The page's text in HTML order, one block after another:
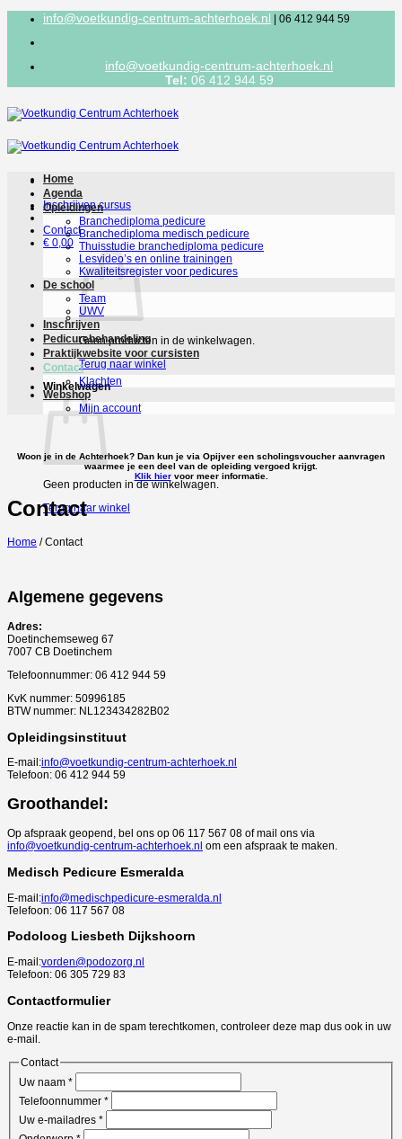
inhoud
info@voetkundig-centrum-achterhoek.nl | 06 412 944 59
info@voetkundig-centrum-achterhoek.nl
Tel: 06 412 944 59
Inschrijven cursus
Contact
€ 0,00
Geen producten in de winkelwagen.
Terug naar winkel
Winkelwagen
Geen producten in de winkelwagen.
Terug naar winkel
Home
Agenda
Opleidingen
Branchediploma pedicure
Branchediploma medisch pedicure
Thuisstudie branchediploma pedicure
Lesvideo’s en online trainingen
Kwaliteitsregister voor pedicures
De school
Team
UWV
Inschrijven
Pedicurebehandeling
Praktijkwebsite voor cursisten
Contact
Klachten
Webshop
Mijn account
Woon je in de Achterhoek? Dan kun je via Opijver een scholingsvoucher aanvragen
waarmee je een deel van de opleiding vergoed krijgt.
Klik hiervoor meer informatie.
Contact
Home /Contact
Algemene gegevens
Adres:
Doetinchemseweg 67
7007 CB Doetinchem
Telefoonnummer: 06 412 944 59
KvK nummer: 50996185
BTW nummer: NL123434282B02
Opleidingsinstituut
E-mail:info@voetkundig-centrum-achterhoek.nl
Telefoon: 06 412 944 59
Groothandel:
Op afspraak geopend, bel ons op 06 117 567 08 of mail ons via
info@voetkundig-centrum-achterhoek.nl om een afspraak te maken.
Medisch Pedicure Esmeralda
E-mail:info@medischpedicure-esmeralda.nl
Telefoon: 06 117 567 08
Podoloog Liesbeth Dijkshoorn
E-mail:vorden@podozorg.nl
Telefoon: 06 305 729 83
Contactformulier
Onze reactie kan in de spam terechtkomen, controleer deze map dus ook in uw
e-mail.
Contact
Uw naam *
Telefoonnummer *
Uw e-mailadres *